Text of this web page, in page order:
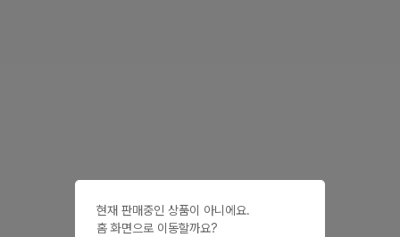
현재 판매중인 상품이 아니에요.
홈 화면으로 이동할까요?